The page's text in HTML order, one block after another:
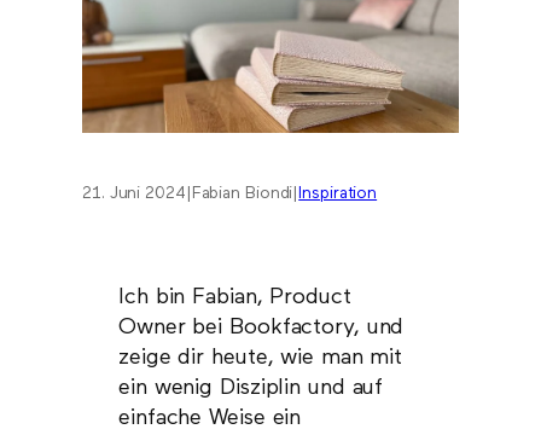
21. Juni 2024 Fabian Biondi Inspiration
Ich bin Fabian, Product
Owner bei Bookfactory, und
zeige dir heute, wie man mit
ein wenig Disziplin und auf
einfache Weise ein